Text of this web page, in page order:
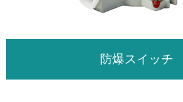
防爆スイッチ